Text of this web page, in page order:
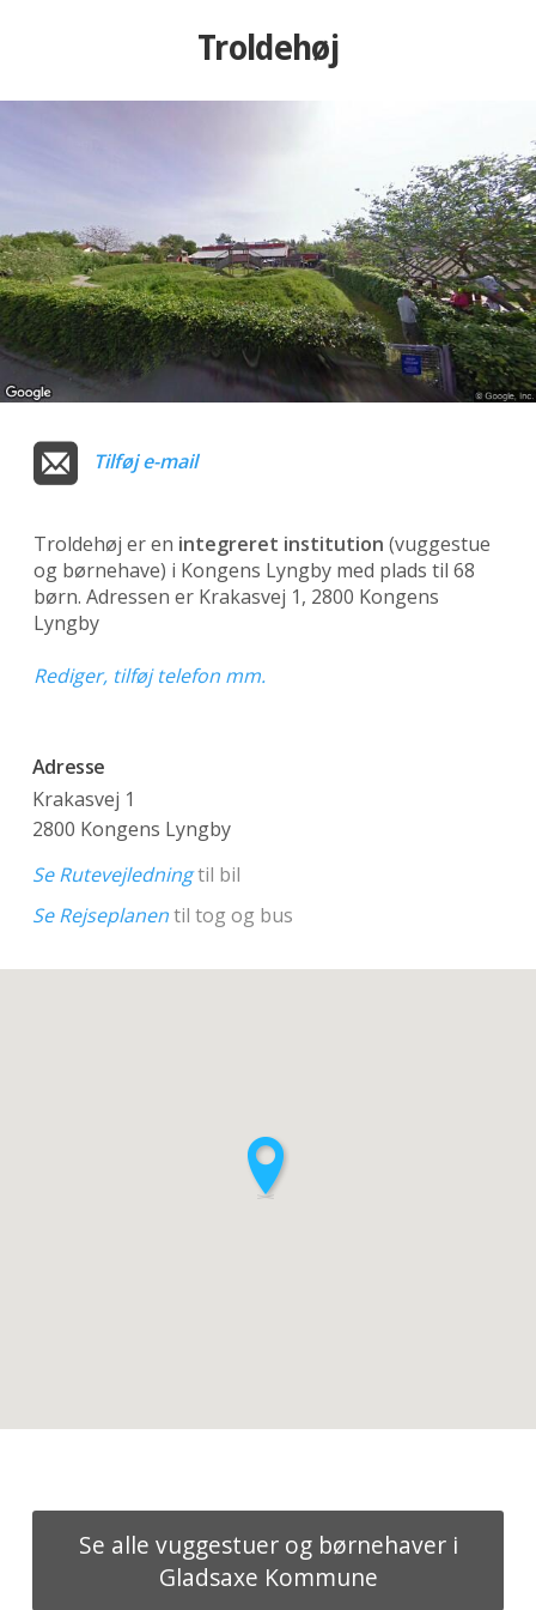
Troldehøj
Tilføj e-mail
Troldehøj er en integreret institution (vuggestue
og børnehave) i Kongens Lyngby med plads til 68
børn. Adressen er Krakasvej 1, 2800 Kongens
Lyngby
Rediger, tilføj telefon mm.
Adresse
Krakasvej 1
2800 Kongens Lyngby
Se Rutevejledningtil bil
Se Rejseplanentil tog og bus
Se alle vuggestuer og børnehaver i
Gladsaxe Kommune